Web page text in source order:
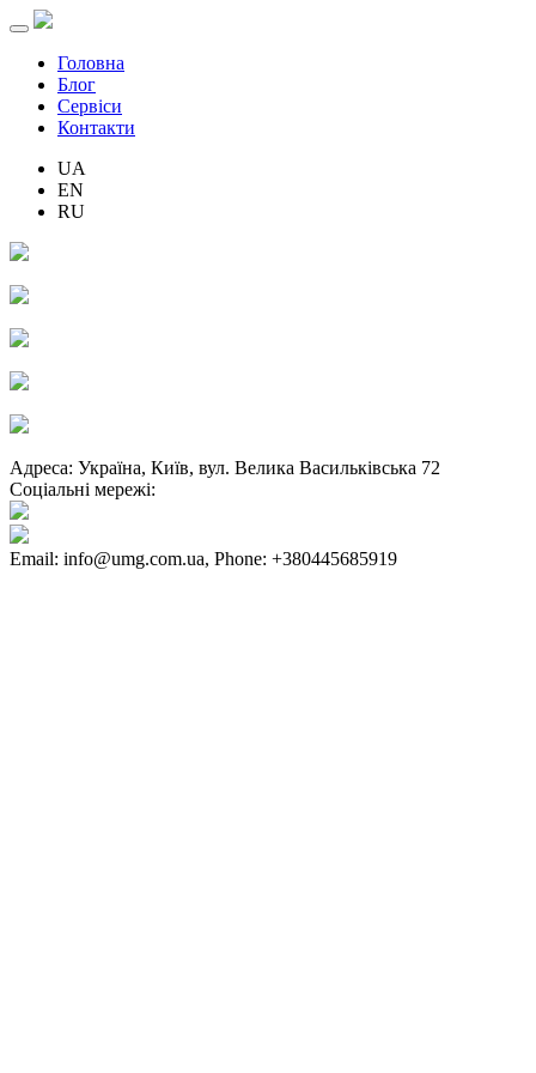
Головна
Блог
Сервiси
Контакти
UA
EN
RU
Адреса: Україна, Київ, вул. Велика Васильківська 72
Соціальні мережі:
Email: info@umg.com.ua, Phone: +380445685919